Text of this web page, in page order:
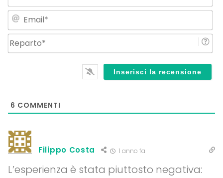
6 COMMENTI
Filippo Costa 1 anno fa
L’esperienza è stata piuttosto negativa: